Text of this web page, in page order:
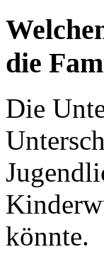
die
Die
könnte.